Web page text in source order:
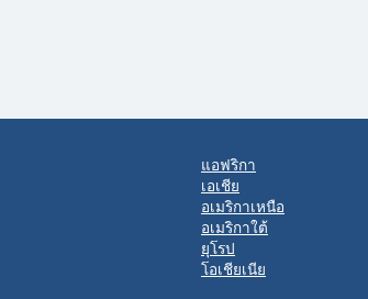
แอฟริกา
เอเชีย
อเมริกาเหนือ
อเมริกาใต้
ยุโรป
โอเชียเนีย